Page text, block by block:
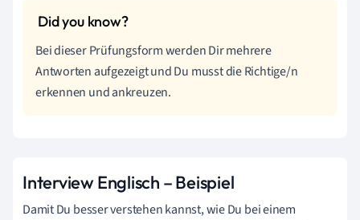
Bei dieser Prüfungsform werden Dir mehrere
Antworten aufgezeigt und Du musst die Richtige/n
erkennen und ankreuzen.
Interview Englisch – Beispiel
Damit Du besser verstehen kannst, wie Du bei einem